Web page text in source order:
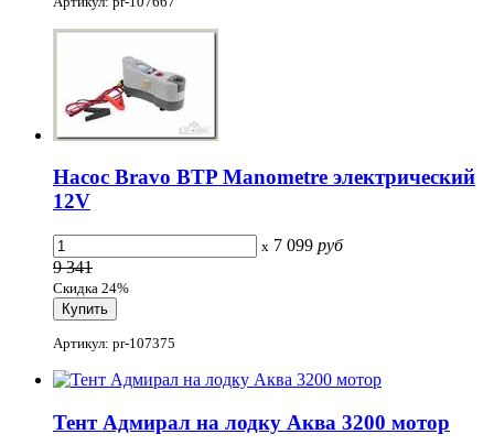
Насос Bravo BTP Manometre электрический
12V
x 7 099 руб
9 341
Скидка 24%
Артикул: pr-107375
Тент Адмирал на лодку Аква 3200 мотор